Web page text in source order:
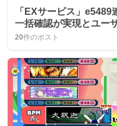
「EXサービス」
一括確認が実現とユー
20件のポスト